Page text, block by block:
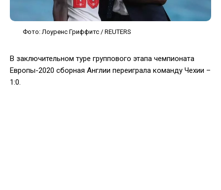
Фото: Лоуренс Гриффитс / REUTERS
В заключительном туре группового этапа чемпионата
Европы-2020 сборная Англии переиграла команду Чехии –
1:0.